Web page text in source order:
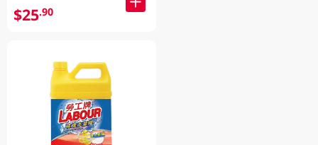
$25.90